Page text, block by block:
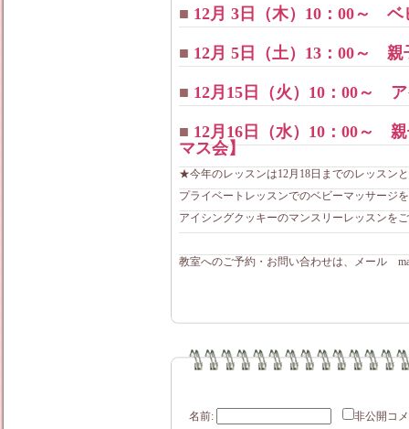
■ 12月 3日（木）10：00～
■ 12月 5日（土）13：00～ 親
■ 12月15日（火）10：00～
■ 12月16日（水）10：00～
マス会】
★今年のレッスンは12月18日までのレッスン
プライベートレッスンでのベビーマッサージ
アイシングクッキーのマンスリーレッスンを
教室へのご予約・お問い合わせは、メール
名前: 非公開